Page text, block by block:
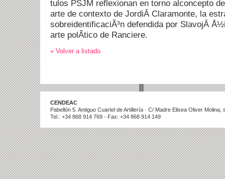
tulos PSJM reflexionan en torno alconcepto
arte de contexto de JordiÂ Claramonte, la
sobreidentificaciÃ³n defendida por SlavojÂ
arte polÃ­tico de Ranciere.
« Volver a listado
CENDEAC
Pabellón 5. Antiguo Cuartel de Artillería · C/ Madre Elisea Oliver
Tel.: +34 868 914 769 - Fax: +34 868 914 149